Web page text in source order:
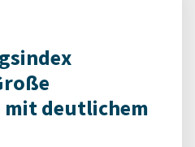
mit deutlichem